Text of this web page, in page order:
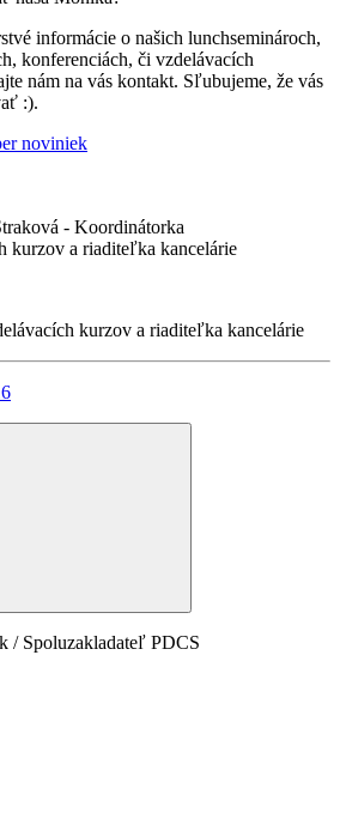
informácie o našich lunchseminároch,
konferenciách, či vzdelávacích
nám na vás kontakt. Sľubujeme, že vás
:).
noviniek
kurzov a riaditeľka kancelárie